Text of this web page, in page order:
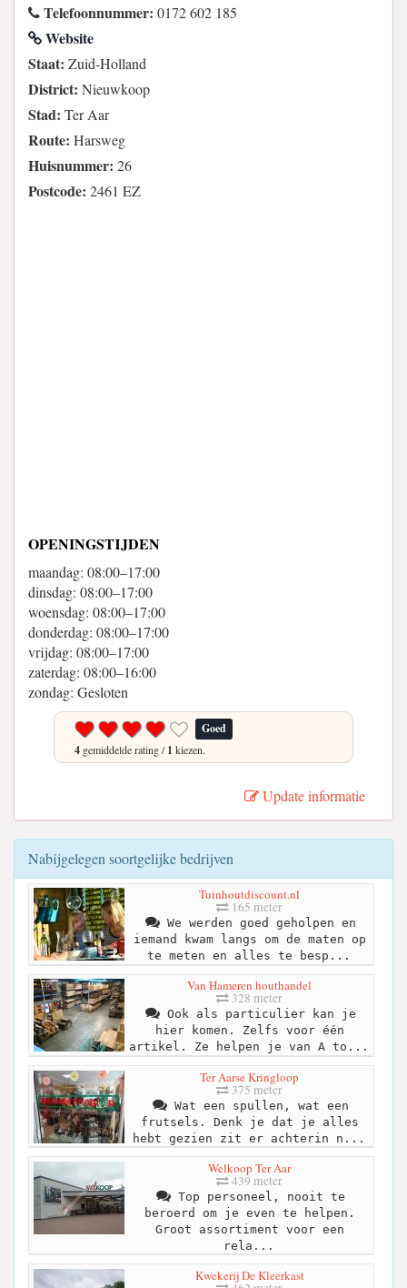
Telefoonnummer: 0172 602 185
Website
Staat: Zuid-Holland
District: Nieuwkoop
Stad: Ter Aar
Route: Harsweg
Huisnummer: 26
Postcode: 2461 EZ
OPENINGSTIJDEN
maandag: 08:00–17:00
dinsdag: 08:00–17:00
woensdag: 08:00–17:00
donderdag: 08:00–17:00
vrijdag: 08:00–17:00
zaterdag: 08:00–16:00
zondag: Gesloten
Goed
4 gemiddelde rating /1 kiezen.
Update informatie
Nabijgelegen soortgelijke bedrijven
Tuinhoutdiscount.nl
165 meter
We werden goed geholpen en
iemand kwam langs om de maten op
te meten en alles te besp...
Van Hameren houthandel
328 meter
Ook als particulier kan je
hier komen. Zelfs voor één
artikel. Ze helpen je van A to...
Ter Aarse Kringloop
375 meter
Wat een spullen, wat een
frutsels. Denk je dat je alles
hebt gezien zit er achterin n...
Welkoop Ter Aar
439 meter
Top personeel, nooit te
beroerd om je even te helpen.
Groot assortiment voor een
rela...
Kwekerij De Kleerkast